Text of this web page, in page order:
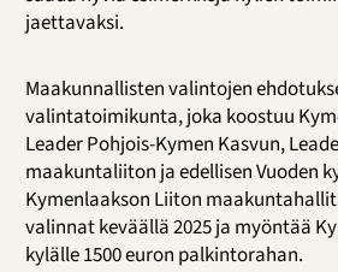
jaettavaksi.
Maakunnallisten valintojen
valintatoimikunta, joka koostuu
Leader Pohjois-Kymen Kasvun,
maakuntaliiton ja edellisen Vuoden
Kymenlaakson Liiton
valinnat keväällä 2025 ja myöntää
kylälle 1500 euron palkintorahan.